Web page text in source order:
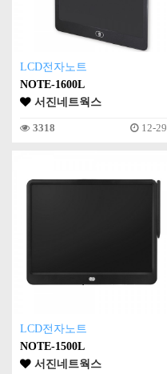
LCD전자노트
NOTE-1600L
서진네트웍스
3318 12-29
LCD전자노트
NOTE-1500L
서진네트웍스